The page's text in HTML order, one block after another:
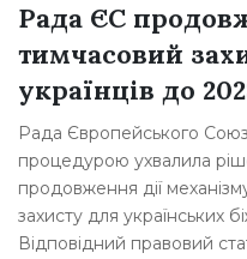
Рада ЄС
тимчасовий
українців до
Рада Європейського
процедурою ухвалила
продовження дії
захисту для українських
Відповідний правовий